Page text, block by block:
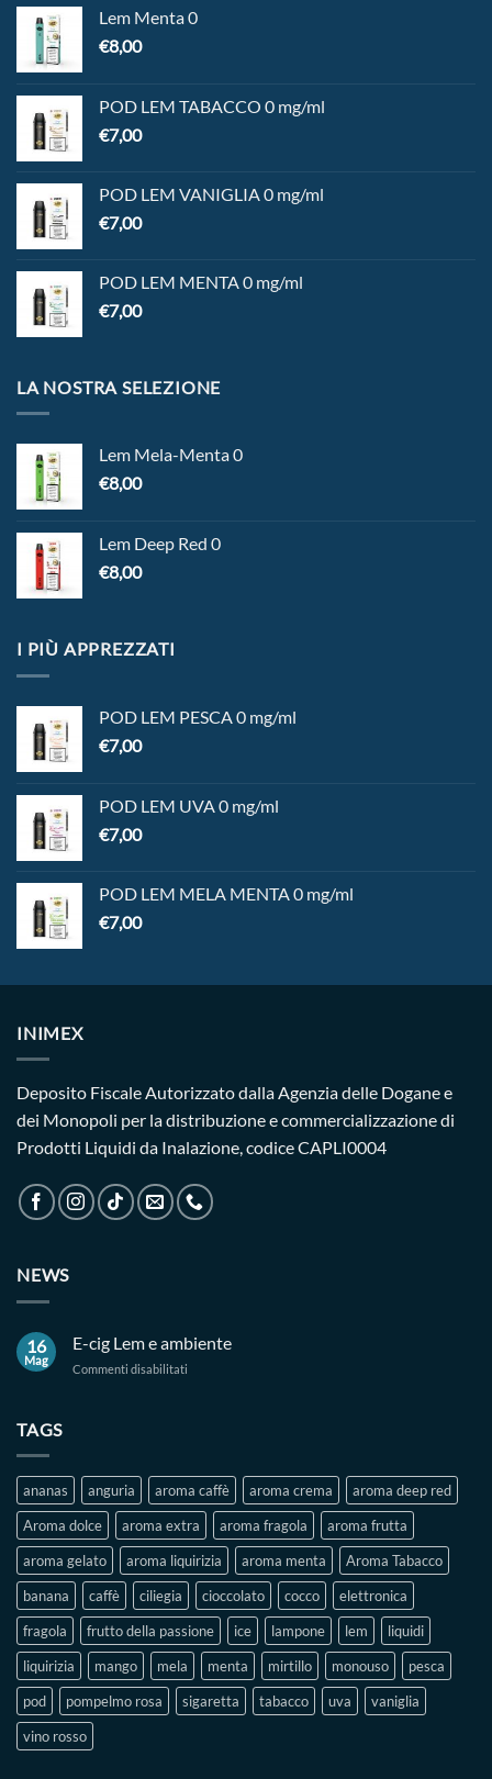
Lem Menta 0
€8,00
POD LEM TABACCO 0 mg/ml
€7,00
POD LEM VANIGLIA 0 mg/ml
€7,00
POD LEM MENTA 0 mg/ml
€7,00
LA NOSTRA SELEZIONE
Lem Mela-Menta 0
€8,00
Lem Deep Red 0
€8,00
I PIÙ APPREZZATI
POD LEM PESCA 0 mg/ml
€7,00
POD LEM UVA 0 mg/ml
€7,00
POD LEM MELA MENTA 0 mg/ml
€7,00
INIMEX
Deposito Fiscale Autorizzato dalla Agenzia delle Dogane e
dei Monopoli per la distribuzione e commercializzazione di
Prodotti Liquidi da Inalazione, codice CAPLI0004
NEWS
16
Mag
E-cig Lem e ambiente
Commenti disabilitati
TAGS
ananas anguria aroma caffè aroma crema
aroma deep red
Aroma dolce
aroma extra aroma fragola
aroma frutta
aroma gelato
aroma liquirizia aroma menta
Aroma Tabacco
banana
caffè ciliegia cioccolato cocco
elettronica
fragola
frutto della passione ice lampone lem
liquidi
liquirizia
mango mela menta mirtillo monouso
pesca
pod
pompelmo rosa sigaretta tabacco uva
vaniglia
vino rosso